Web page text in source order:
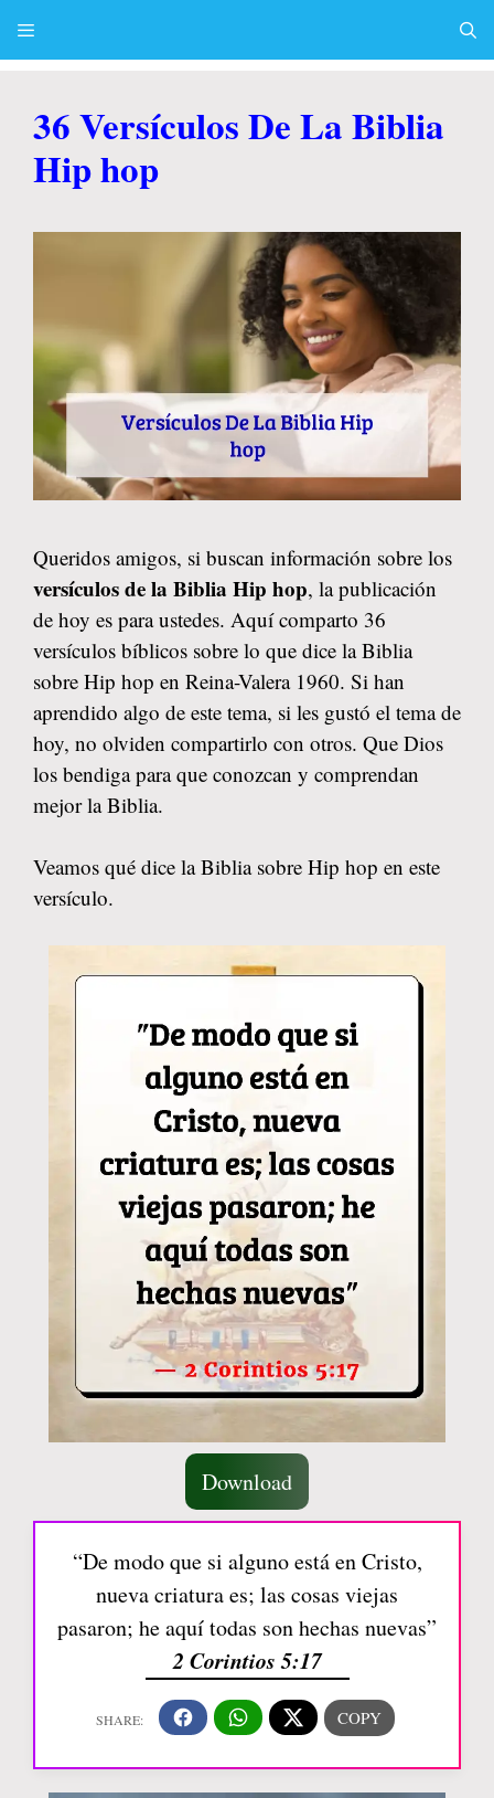
36 Versículos De La Biblia
Hip hop
Queridos amigos, si buscan información sobre los
versículos de la Biblia Hip hop, la publicación
de hoy es para ustedes. Aquí comparto 36
versículos bíblicos sobre lo que dice la Biblia
sobre Hip hop en Reina-Valera 1960. Si han
aprendido algo de este tema, si les gustó el tema de
hoy, no olviden compartirlo con otros. Que Dios
los bendiga para que conozcan y comprendan
mejor la Biblia.
Veamos qué dice la Biblia sobre Hip hop en este
versículo.
Download
“De modo que si alguno está en Cristo,
nueva criatura es; las cosas viejas
pasaron; he aquí todas son hechas nuevas”
2 Corintios 5:17